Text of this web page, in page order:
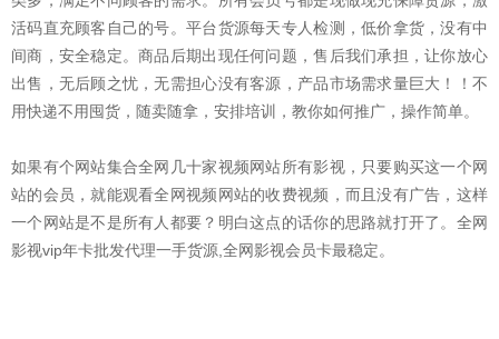
活码直充顾客自己的号。平台货源每天专人检测，低价拿货，没有中
间商，安全稳定。商品后期出现任何问题，售后我们承担，让你放心
出售，无后顾之忧，无需担心没有客源，产品市场需求量巨大！！不
用快递不用囤货，随卖随拿，安排培训，教你如何推广，操作简单。
如果有个网站集合全网几十家视频网站所有影视，只要购买这一个网
站的会员，就能观看全网视频网站的收费视频，而且没有广告，这样
一个网站是不是所有人都要？明白这点的话你的思路就打开了。全网
影视vip年卡批发代理一手货源,全网影视会员卡最稳定。